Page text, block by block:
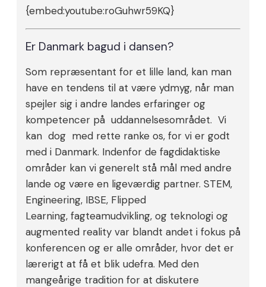
{embed:youtube:roGuhwr59KQ}
Er Danmark bagud i dansen?
Som repræsentant for et lille land, kan man
have en tendens til at være ydmyg, når man
spejler sig i andre landes erfaringer og
kompetencer på uddannelsesområdet. Vi
kan dog med rette ranke os, for vi er godt
med i Danmark. Indenfor de fagdidaktiske
områder kan vi generelt stå mål med andre
lande og være en ligeværdig partner. STEM,
Engineering, IBSE, Flipped
Learning, fagteamudvikling, og teknologi og
augmented reality var blandt andet i fokus på
konferencen og er alle områder, hvor det er
lærerigt at få et blik udefra. Med den
mangeårige tradition for at diskutere